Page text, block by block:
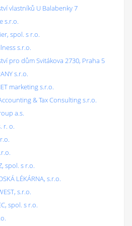
vlastníků U Balabenky 7
s.r.o.
spol. s r.o.
s.r.o.
pro dům Svitákova 2730, Praha 5
s.r.o.
marketing s.r.o.
& Tax Consulting s.r.o.
a.s.
r. o.
spol. s r.o.
LÉKÁRNA, s.r.o.
s.r.o.
spol. s r.o.